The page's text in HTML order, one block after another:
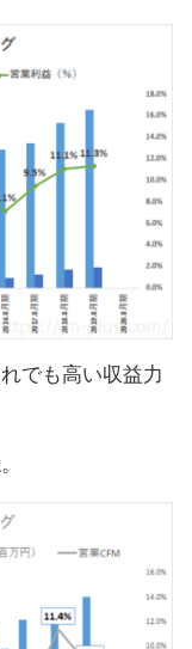
でも高い収益力